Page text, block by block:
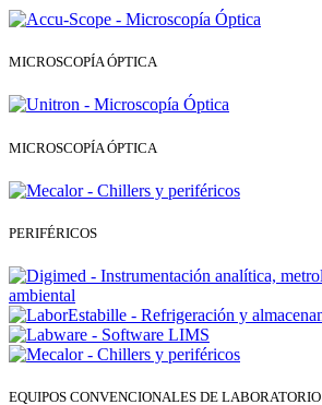
MICROSCOPÍA ÓPTICA
MICROSCOPÍA ÓPTICA
PERIFÉRICOS
EQUIPOS CONVENCIONALES DE LABORATORIO